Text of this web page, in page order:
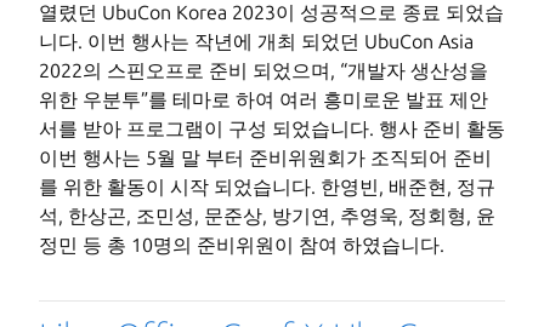
열렸던 UbuCon Korea 2023이 성공적으로 종료 되었습
니다. 이번 행사는 작년에 개최 되었던 UbuCon Asia
2022의 스핀오프로 준비 되었으며, “개발자 생산성을
위한 우분투”를 테마로 하여 여러 흥미로운 발표 제안
서를 받아 프로그램이 구성 되었습니다. 행사 준비 활동
이번 행사는 5월 말 부터 준비위원회가 조직되어 준비
를 위한 활동이 시작 되었습니다. 한영빈, 배준현, 정규
석, 한상곤, 조민성, 문준상, 방기연, 추영욱, 정회형, 윤
정민 등 총 10명의 준비위원이 참여 하였습니다.